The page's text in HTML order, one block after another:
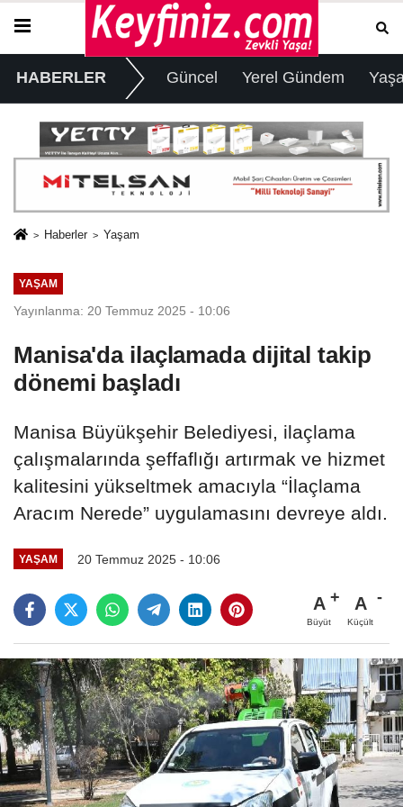
HABERLER Güncel Yerel Gündem
Haberler Yaşam
YAŞAM
Yayınlanma: 20 Temmuz 2025 - 10:06
Manisa'da ilaçlamada dijital takip
dönemi başladı
Manisa Büyükşehir Belediyesi, ilaçlama
çalışmalarında şeffaflığı artırmak ve hizmet
kalitesini yükseltmek amacıyla “İlaçlama
Aracım Nerede” uygulamasını devreye aldı.
YAŞAM 20 Temmuz 2025 - 10:06
A
Büyüt
A
Küçült